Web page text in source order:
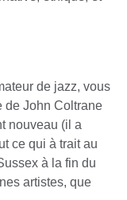
de jazz, vous
de John Coltrane
nouveau (il a
ce qui à trait au
à la fin du
artistes, que